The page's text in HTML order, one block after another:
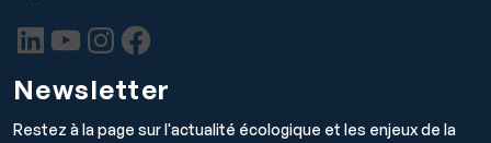
Newsletter
Restez à la page sur l'actualité écologique et les enjeux de la